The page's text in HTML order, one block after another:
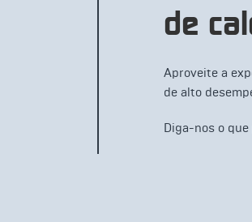
de
Aproveite a
de alto
Diga-nos o